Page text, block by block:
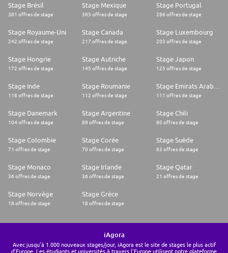
Stage Brésil
381 offres de stage
Stage Mexique
363 offres de stage
Stage Portugal
286 offres de stage
Stage Royaume-Uni
242 offres de stage
Stage Canada
217 offres de stage
Stage Luxembourg
203 offres de stage
Stage Hongrie
172 offres de stage
Stage Autriche
145 offres de stage
Stage Japon
125 offres de stage
Stage Inde
118 offres de stage
Stage Roumanie
112 offres de stage 111 offres de stage
Stage Danemark
104 offres de stage
Stage Argentine
89 offres de stage
Stage Chili
80 offres de stage
Stage Colombie
71 offres de stage
Stage Corée
70 offres de stage
Stage Suède
63 offres de stage
Stage Monaco
36 offres de stage
Stage Irlande
36 offres de stage
Stage Qatar
21 offres de stage
Stage Norvège
18 offres de stage
Stage Grèce
18 offres de stage
iAgora
Avec jusqu'à 1.000 nouveaux stages/jour, iAgora est le site de stages le plus actif
d'Europe. Les étudiants et universités à travers l'Europe utilisent notre plateforme